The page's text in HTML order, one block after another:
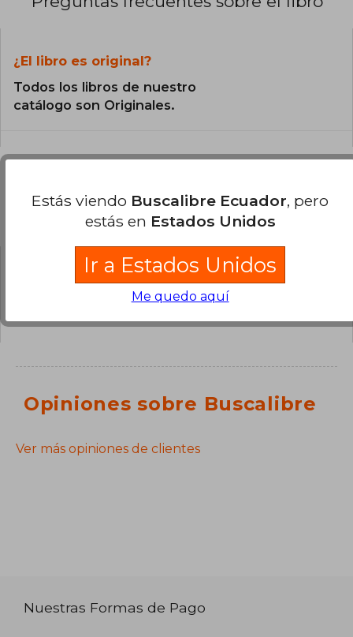
¿El libro es original?
Todos los libros de nuestro
catálogo son Originales.
Preguntas y respuestas sobre el libro
¿Tienes una pregunta sobre el libro?Inicia
para poder agregar tu propia pregunta.
Opiniones sobre Buscalibre
Ver más opiniones de clientes
Nuestras Formas de Pago
Estás viendo Buscalibre Ecuador, pero
estás en Estados Unidos
Ir a Estados Unidos
Me quedo aquí